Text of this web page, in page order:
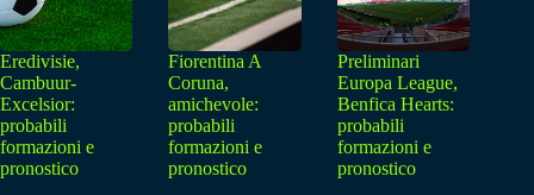
Eredivisie,
Cambuur-
Excelsior:
probabili
formazioni e
pronostico
Fiorentina A
Coruna,
amichevole:
probabili
formazioni e
pronostico
Preliminari
Europa League,
Benfica Hearts:
probabili
formazioni e
pronostico